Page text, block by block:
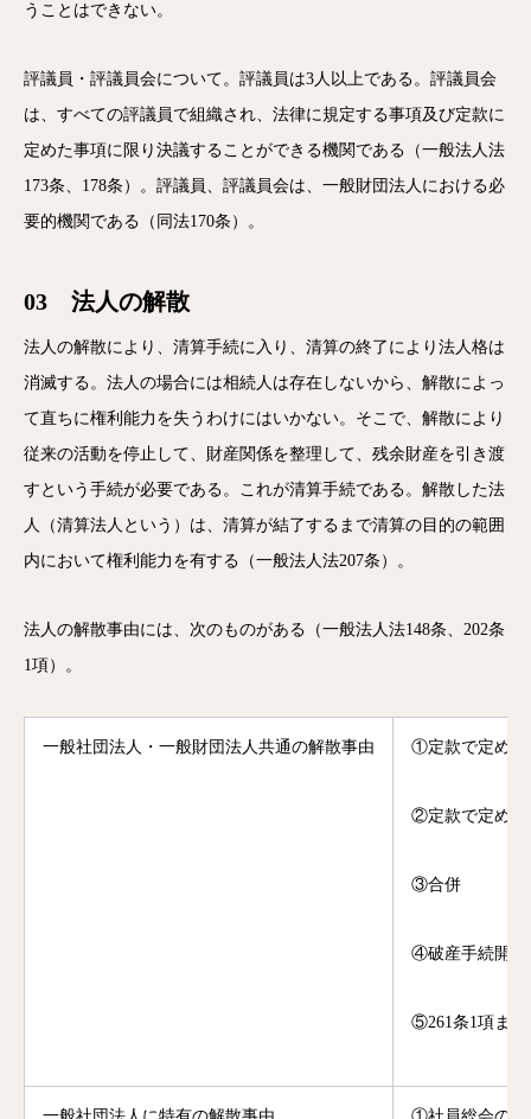
うことはできない。
評議員・評議員会について。評議員は3人以上である。評議員会
は、すべての評議員で組織され、法律に規定する事項及び定款に
定めた事項に限り決議することができる機関である（一般法人法
173条、178条）。評議員、評議員会は、一般財団法人における必
要的機関である（同法170条）。
03 法人の解散
法人の解散により、清算手続に入り、清算の終了により法人格は
消滅する。法人の場合には相続人は存在しないから、解散によっ
て直ちに権利能力を失うわけにはいかない。そこで、解散により
従来の活動を停止して、財産関係を整理して、残余財産を引き渡
すという手続が必要である。これが清算手続である。解散した法
人（清算法人という）は、清算が結了するまで清算の目的の範囲
内において権利能力を有する（一般法人法207条）。
法人の解散事由には、次のものがある（一般法人法148条、202条
1項）。
一般社団法人・一般財団法人共通の解散事由 ①定款で定めた
②定款で定めた
③合併
④破産手続開始
⑤261条1項また